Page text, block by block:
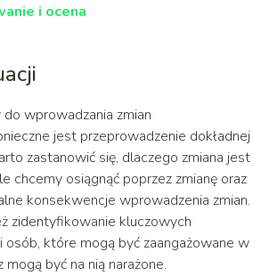
i ocena
wprowadzania zmian
jest przeprowadzenie dokładnej
zastanowić się, dlaczego zmiana jest
chcemy osiągnąć poprzez zmianę oraz
konsekwencje wprowadzenia zmian.
zidentyfikowanie kluczowych
osób, które mogą być zaangażowane w
być na nią narażone.